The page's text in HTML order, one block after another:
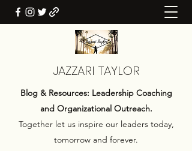
JAZZARI TAYLOR
Blog & Resources: Leadership Coaching
and Organizational Outreach.
Together let us inspire our leaders today,
tomorrow and forever.